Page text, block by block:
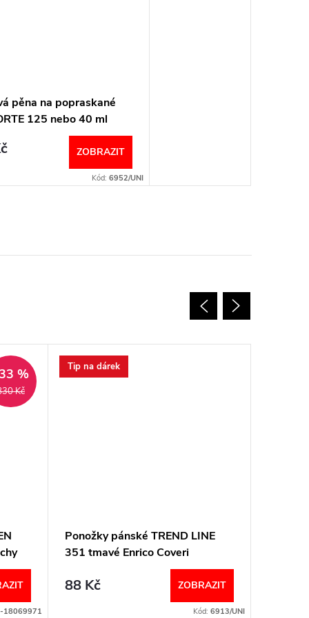
pěna na popraskané
125 nebo 40 ml
ZOBRAZIT
Kód: 6952/UNI
Kč
%
18069971
Tip na dárek
Ponožky pánské TREND LINE
351 tmavé Enrico Coveri
88 Kč ZOBRAZIT
Kód: 6913/UNI